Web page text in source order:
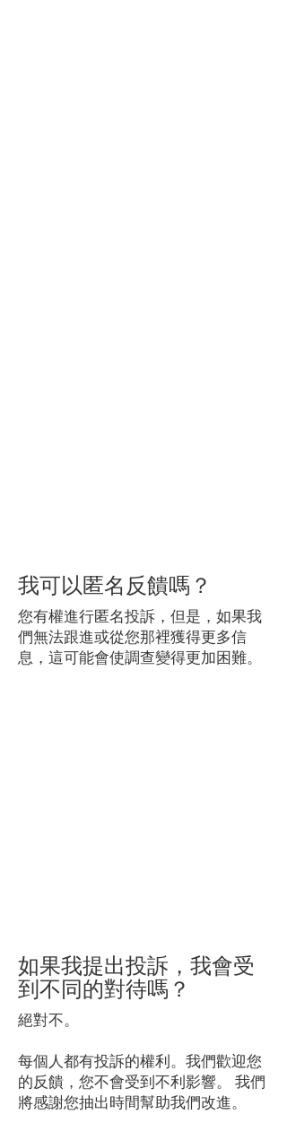
我可以匿名反饋嗎？
您有權進行匿名投訴，但是，如果我
們無法跟進或從您那裡獲得更多信
息，這可能會使調查變得更加困難。
如果我提出投訴，我會受
到不同的對待嗎？
絕對不。
每個人都有投訴的權利。我們歡迎您
的反饋，您不會受到不利影響。
我們
將感謝您抽出時間幫助我們改進。